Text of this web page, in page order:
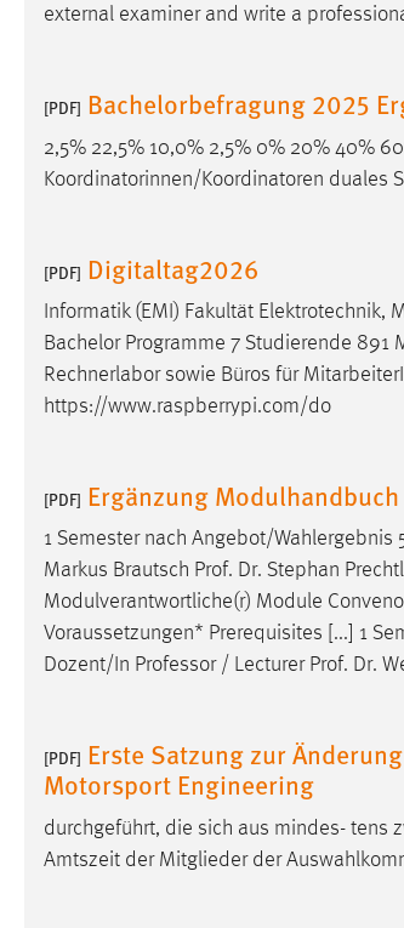
external examiner and write a
[PDF] Bachelorbefragung 2025
2,5% 22,5% 10,0% 2,5% 0% 20% 40%
Koordinatorinnen/Koordinatoren duales
[PDF] Digitaltag2026
Informatik (EMI) Fakultät Elektrotechnik,
Bachelor Programme 7 Studierende 891
Rechnerlabor sowie Büros für
https://www.raspberrypi.com/do
[PDF] Ergänzung Modulhandbuch
1 Semester nach Angebot/
Markus Brautsch Prof. Dr. Stephan
Modulverantwortliche(r) Module
Voraussetzungen* Prerequisites [...] 1
Dozent/In Professor/ Lecturer Prof. Dr.
[PDF] Erste Satzung zur
Motorsport Engineering
durchgeführt, die sich aus mindes- tens
Amtszeit der Mitglieder der
MARKETING
Marketing Cookies werden von
verwendet, um personalisierte Werbung
Sie tun dies, indem sie Besucher über
Google Ads
Name: _gcl_au
Anbieter: Google Ireland Limited
Zweck: Conversion-Tracking
Facebook Pixel
Name: _fbp
Anbieter: Facebook
Zweck: Conversion-Tracking
EXTERNE MEDIEN
Um Inhalte von Videoplattformen und